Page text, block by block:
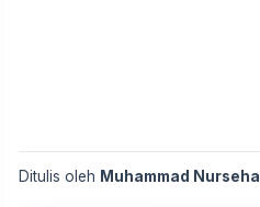
Ditulis oleh Muhammad Nurseha